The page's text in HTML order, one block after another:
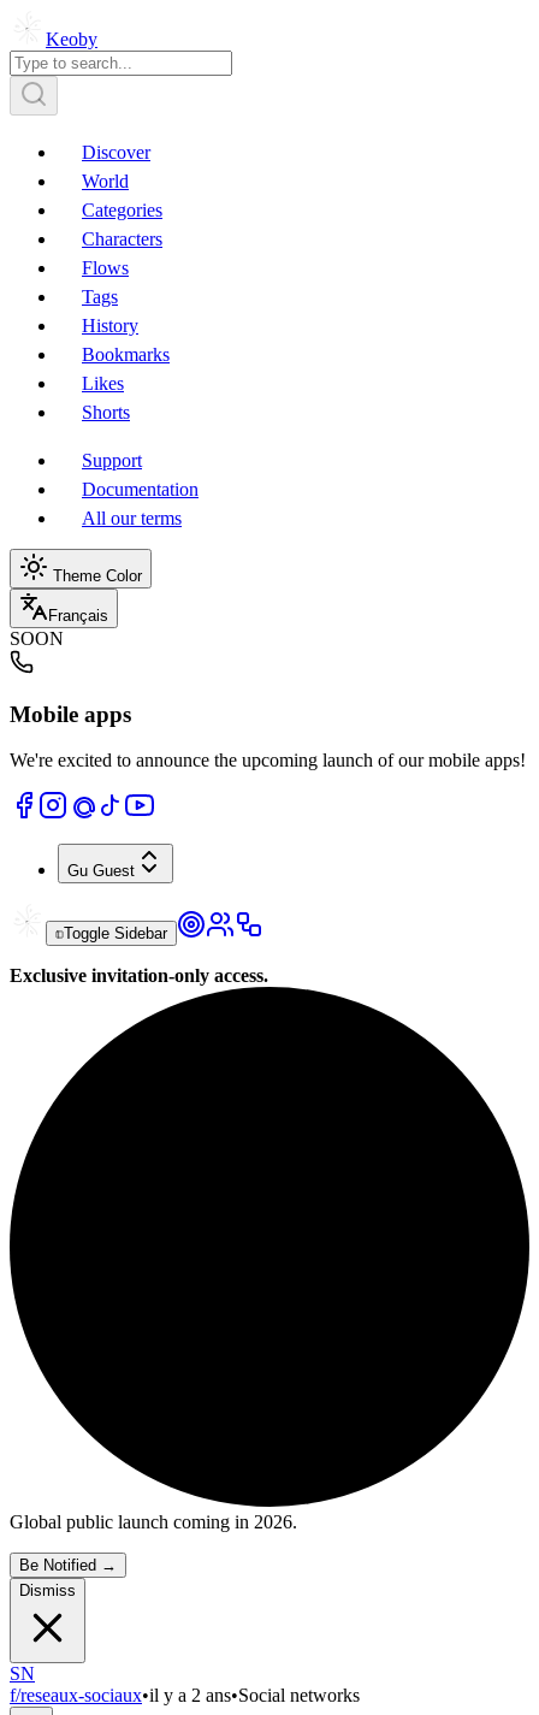
Keoby
Discover
World
Categories
Characters
Flows
Tags
History
Bookmarks
Likes
Shorts
Support
Documentation
All our terms
Theme Color
Français
SOON
Mobile apps
We're excited to announce the upcoming launch of our mobile apps!
Gu Guest
Toggle Sidebar
Exclusive invitation-only access.
Global public launch coming in 2026.
Be Notified →
Dismiss
SN
f/reseaux-sociaux•il y a 2 ans•Social networks